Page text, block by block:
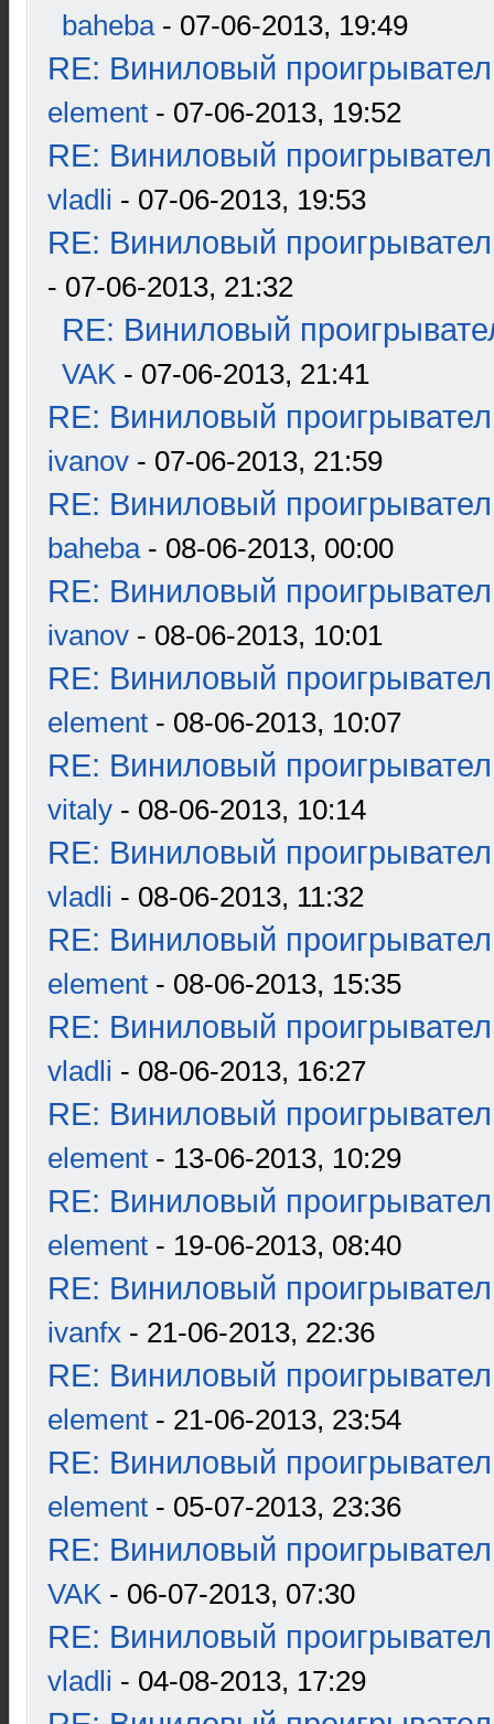
baheba- 07-06-2013, 19:49
RE: Виниловый
element - 07-06-2013, 19:52
RE: Виниловый
vladli - 07-06-2013, 19:53
RE: Виниловый
- 07-06-2013, 21:32
RE: Виниловый
VAK - 07-06-2013, 21:41
RE: Виниловый
ivanov - 07-06-2013, 21:59
RE: Виниловый
baheba- 08-06-2013, 00:00
RE: Виниловый
ivanov - 08-06-2013, 10:01
RE: Виниловый
element - 08-06-2013, 10:07
RE: Виниловый
vitaly - 08-06-2013, 10:14
RE: Виниловый
vladli - 08-06-2013, 11:32
RE: Виниловый
element - 08-06-2013, 15:35
RE: Виниловый
vladli - 08-06-2013, 16:27
RE: Виниловый
element - 13-06-2013, 10:29
RE: Виниловый
element - 19-06-2013, 08:40
RE: Виниловый
ivanfx - 21-06-2013, 22:36
RE: Виниловый
element - 21-06-2013, 23:54
RE: Виниловый
element - 05-07-2013, 23:36
RE: Виниловый
VAK - 06-07-2013, 07:30
RE: Виниловый
vladli - 04-08-2013, 17:29